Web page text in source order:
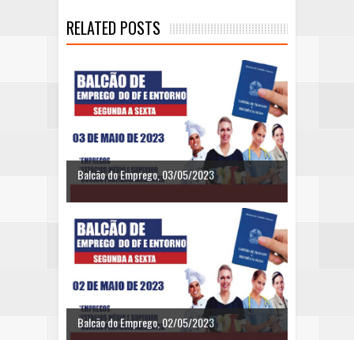
RELATED POSTS
Balcão do Emprego, 03/05/2023
Balcão do Emprego, 02/05/2023